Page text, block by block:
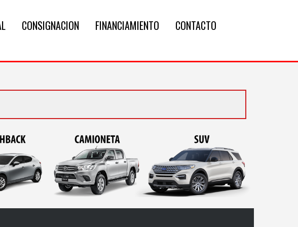
CONSIGNACION FINANCIAMIENTO CONTACTO